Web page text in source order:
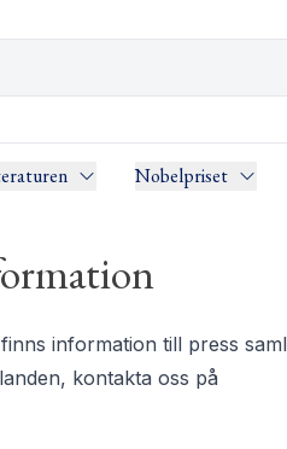
Nobelpriset
information till press
kontakta oss på